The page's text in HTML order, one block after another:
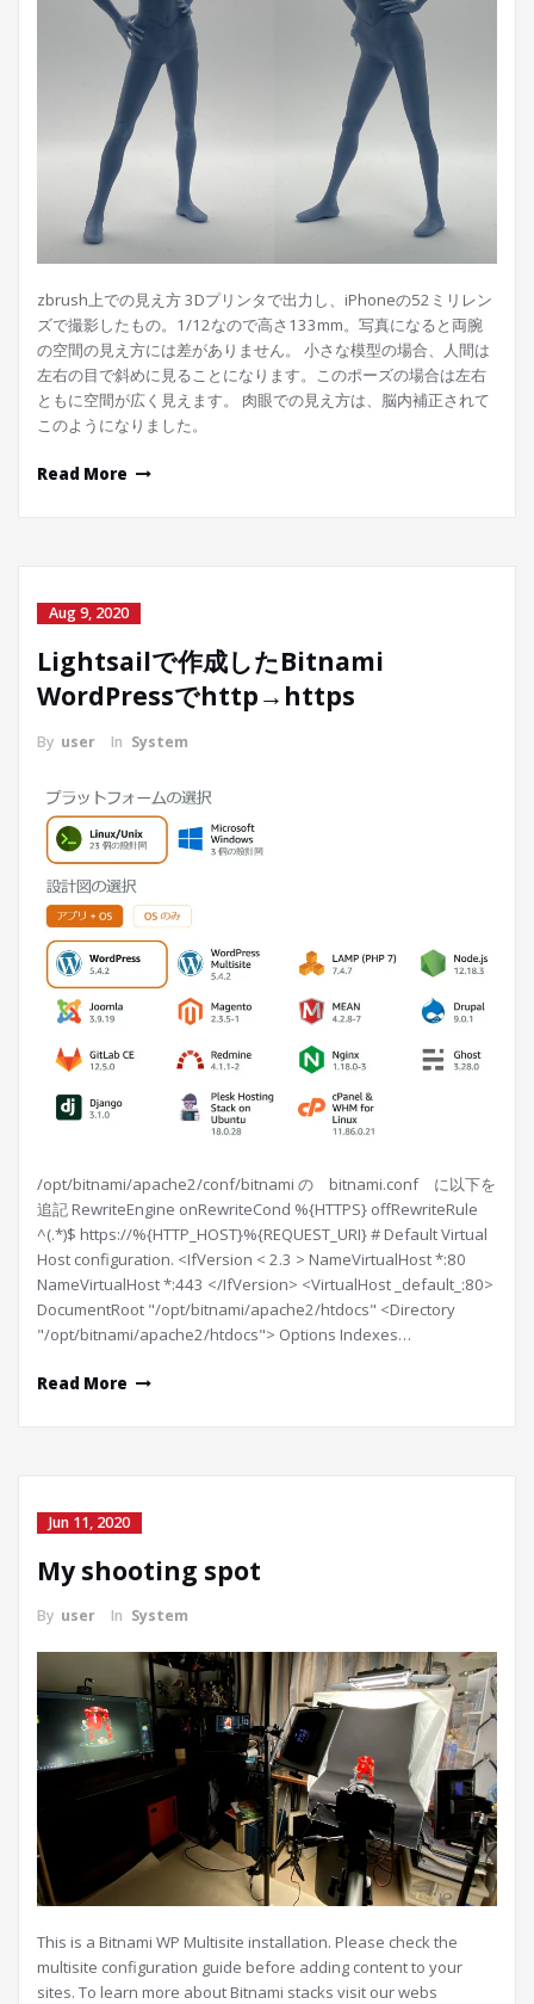
zbrush上での見え方 3Dプリンタで出力し、iPhoneの52ミリレン
ズで撮影したもの。1/12なので高さ133mm。写真になると両腕
の空間の見え方には差がありません。 小さな模型の場合、人間は
左右の目で斜めに見ることになります。このポーズの場合は左右
ともに空間が広く見えます。 肉眼での見え方は、脳内補正されて
このようになりました。
Read More
Aug 9, 2020
Lightsailで作成したBitnami
WordPressでhttp→https
By user In System
/opt/bitnami/apache2/conf/bitnami の bitnami.conf に以下を
追記 RewriteEngine onRewriteCond %{HTTPS} offRewriteRule
^(.*)$ https://%{HTTP_HOST}%{REQUEST_URI} # Default Virtual
Host configuration. <IfVersion < 2.3 > NameVirtualHost *:80
NameVirtualHost *:443 </IfVersion> <VirtualHost _default_:80>
DocumentRoot "/opt/bitnami/apache2/htdocs" <Directory
"/opt/bitnami/apache2/htdocs"> Options Indexes…
Read More
Jun 11, 2020
My shooting spot
By user In System
This is a Bitnami WP Multisite installation. Please check the
multisite configuration guide before adding content to your
sites. To learn more about Bitnami stacks visit our webs